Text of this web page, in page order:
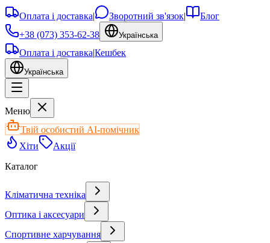
Оплата і доставка| Зворотний зв'язок|
Блог
+38 (073) 353-62-38
Українська
Оплата і доставка|Кешбек
Українська
Меню
Твій особистий AI-помічник
Хіти
Акції
Каталог
Кліматична техніка
Оптика і аксесуари
Спортивне харчування